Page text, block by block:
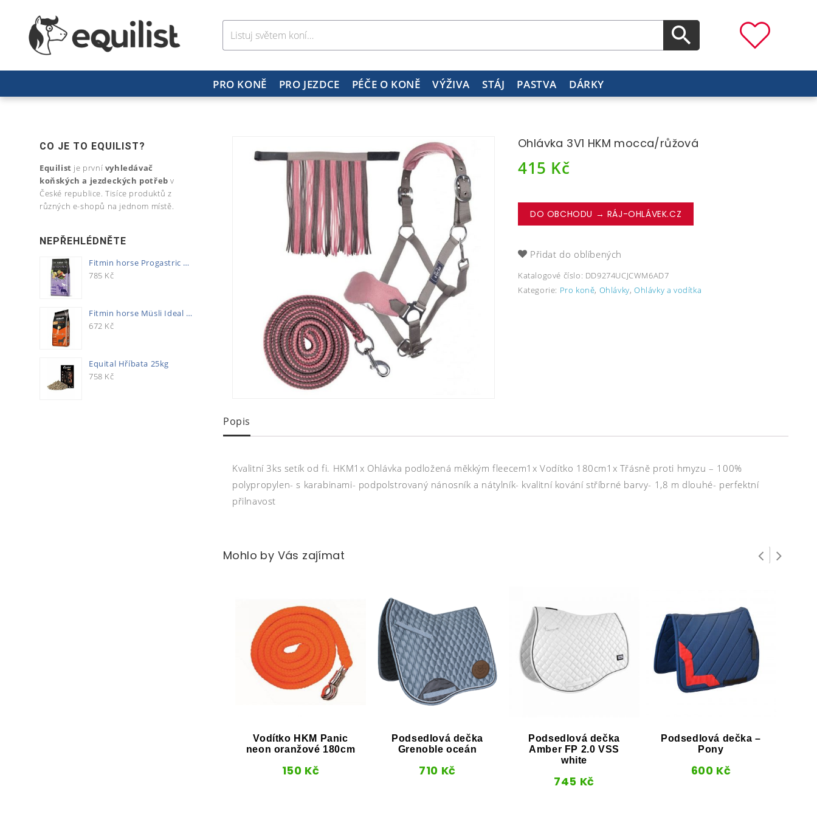
PRO KONĚ PRO JEZDCE PÉČE O KONĚ VÝŽIVA STÁJ PASTVA DÁRKY
Ohlávka 3V1 HKM mocca/růžová
415 Kč
DO OBCHODU → RÁJ-OHLÁVEK.CZ
Přidat do oblíbených
Katalogové číslo: DD9274UCJCWM6AD7
Kategorie: Pro koně, Ohlávky,Ohlávky a vodítka
Popis
Kvalitní 3ks setík od fi. HKM1x Ohlávka podložená měkkým fleecem1x Vodítko 180cm1x Třásně proti hmyzu – 100%
polypropylen- s karabinami- podpolstrovaný nánosník a nátylník- kvalitní kování stříbrné barvy- 1,8 m dlouhé- perfektní
přilnavost
Mohlo by Vás zajímat
Vodítko HKM Panic
neon oranžové 180cm
150 Kč
Podsedlová dečka
Grenoble oceán
710 Kč
Podsedlová dečka
Amber FP 2.0 VSS
white
745 Kč
Podsedlová dečka –
Pony
600 Kč
CO JE TO EQUILIST?
Equilist je první vyhledávač
koňských a jezdeckých potřeb v
České republice. Tisíce produktů z
různých e-shopů na jednom místě.
NEPŘEHLÉDNĚTE
Fitmin horse Progastric 20kg
785 Kč
Fitmin horse Müsli Ideal 20kg
672 Kč
Equital Hříbata 25kg
758 Kč